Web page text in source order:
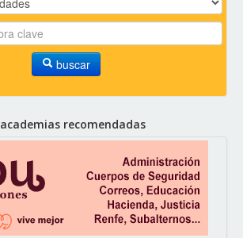
buscar
academias recomendadas